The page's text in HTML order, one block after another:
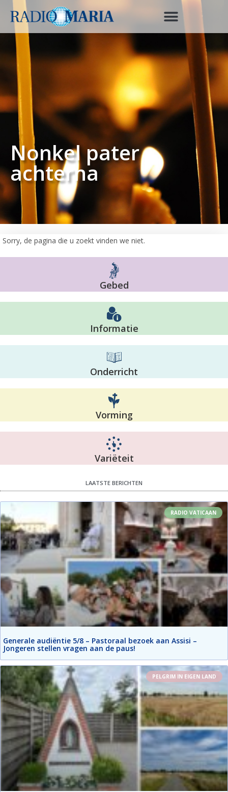
Nonkel pater
achterna
Sorry, de pagina die u zoekt vinden we niet.
Gebed
Informatie
Onderricht
Vorming
Variëteit
LAATSTE BERICHTEN
RADIO VATICAAN
Generale audiëntie 5/8 – Pastoraal bezoek aan Assisi –
Jongeren stellen vragen aan de paus!
PELGRIM IN EIGEN LAND